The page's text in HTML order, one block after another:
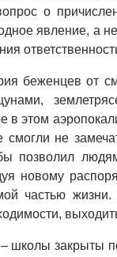
о
явление, а
беженцев от
в этом
смогли не
позволил
новому
частью
школы закрыты